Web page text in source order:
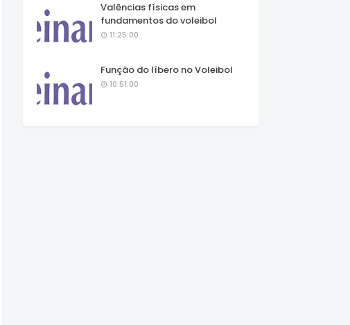
Valências físicas em
fundamentos do voleibol
11:25:00
Função do líbero no Voleibol
10:51:00